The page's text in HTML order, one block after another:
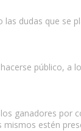
dudas que se
público, a
ganadores por
estén